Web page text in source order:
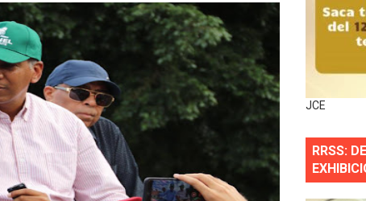
en la avenida Abraham Lincoln y fallecer horas
ante constantes apagones en Santo Domingo Norte
lagrimógenas: Tensión en la Fernández Domínguez
cultural para la región Este
cultural para la región Este
JCE
RRSS: